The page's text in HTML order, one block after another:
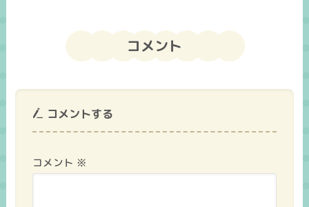
コメント
コメントする
コメント ※